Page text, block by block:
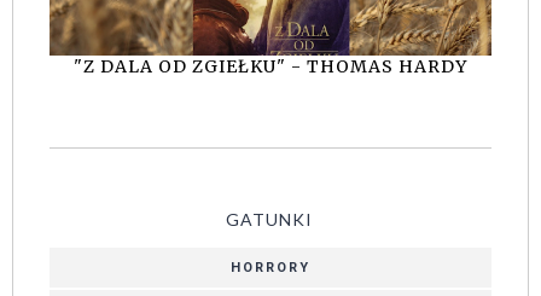
"Z DALA OD ZGIEŁKU" - THOMAS HARDY
GATUNKI
HORRORY